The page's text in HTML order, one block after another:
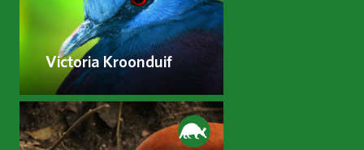
Victoria Kroonduif